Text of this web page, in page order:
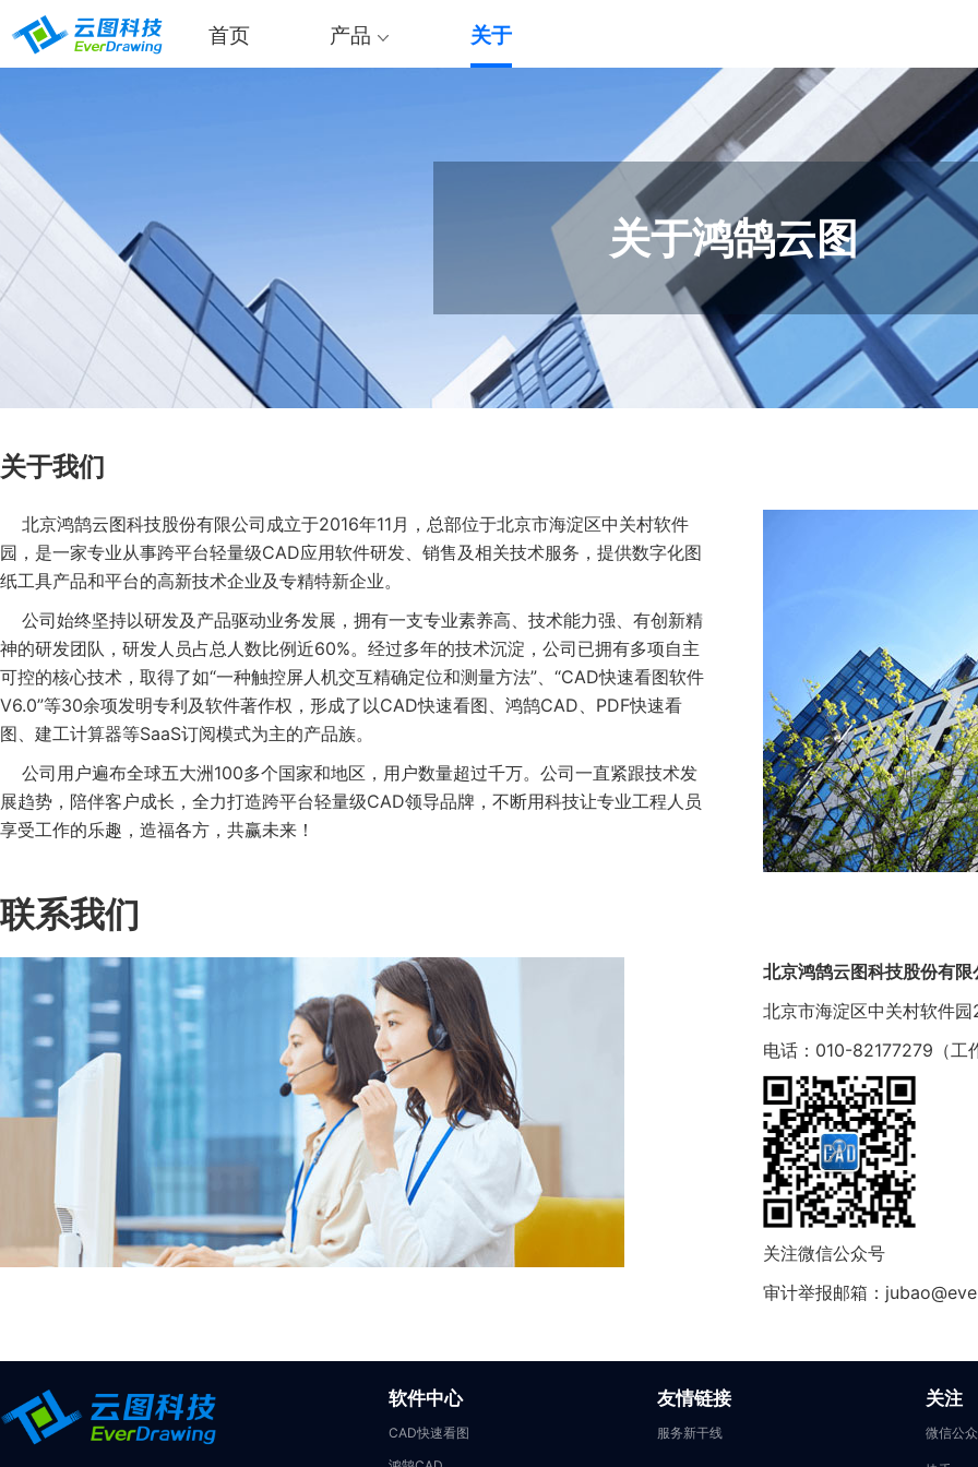
首页 产品 关于
关于鸿鹄云图
关于我们
北京鸿鹄云图科技股份有限公司成立于2016年11月，总部位于北京市海淀区中关村软件
园，是一家专业从事跨平台轻量级CAD应用软件研发、销售及相关技术服务，提供数字化图
纸工具产品和平台的高新技术企业及专精特新企业。
公司始终坚持以研发及产品驱动业务发展，拥有一支专业素养高、技术能力强、有创新精
神的研发团队，研发人员占总人数比例近60%。经过多年的技术沉淀，公司已拥有多项自主
可控的核心技术，取得了如“一种触控屏人机交互精确定位和测量方法”、“CAD快速看图软件
V6.0”等30余项发明专利及软件著作权，形成了以CAD快速看图、鸿鹄CAD、PDF快速看
图、建工计算器等SaaS订阅模式为主的产品族。
公司用户遍布全球五大洲100多个国家和地区，用户数量超过千万。公司一直紧跟技术发
展趋势，陪伴客户成长，全力打造跨平台轻量级CAD领导品牌，不断用科技让专业工程人员
享受工作的乐趣，造福各方，共赢未来！
联系我们
北京鸿鹄云图科技股份有限
北京市海淀区中关村软件
电话：010-82177279（工
关注微信公众号
审计举报邮箱：
软件中心
CAD快速看图
友情链接
服务新干线
关注
微信公